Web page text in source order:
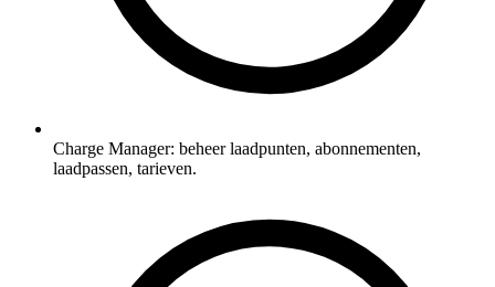
Charge Manager: beheer laadpunten, abonnementen,
laadpassen, tarieven.